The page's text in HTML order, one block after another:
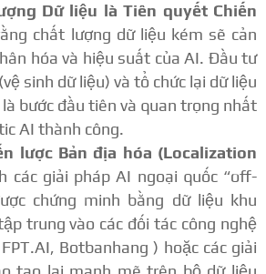
Dữ liệu là Tiên quyết Chiến
chất lượng dữ liệu kém sẽ cản
hóa và hiệu suất của AI. Đầu tư
sinh dữ liệu) và tổ chức lại dữ liệu
bước đầu tiên và quan trọng nhất
AI thành công.
lược Bản địa hóa (Localization
các giải pháp AI ngoại quốc “off-
chứng minh bằng dữ liệu khu
trung vào các đối tác công nghệ
Botbanhang) hoặc các giải